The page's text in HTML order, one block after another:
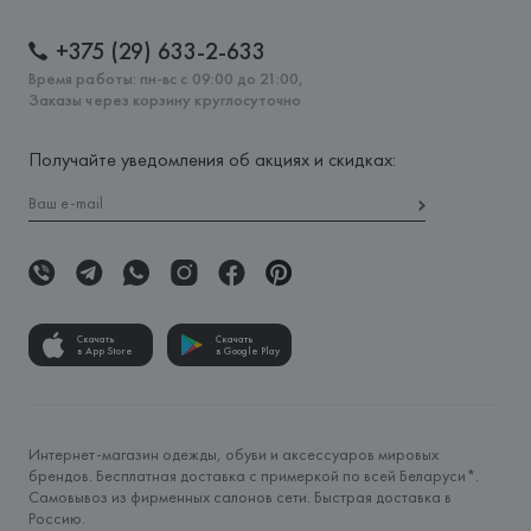
+375 (29) 633-2-633
Время работы: пн-вс с 09:00 до 21:00,
Заказы через корзину круглосуточно
Получайте уведомления об акциях и скидках:
Скачать
в App Store
Скачать
в Google Play
Интернет-магазин одежды, обуви и аксессуаров мировых
брендов. Бесплатная доставка с примеркой по всей Беларуси*.
Самовывоз из фирменных салонов сети. Быстрая доставка в
Россию.